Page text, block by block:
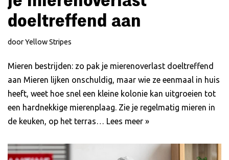
doeltreffend aan
doorYellow Stripes
Mieren bestrijden: zo pak je mierenoverlast doeltreffend
aan Mieren lijken onschuldig, maar wie ze eenmaal in huis
heeft, weet hoe snel een kleine kolonie kan uitgroeien tot
een hardnekkige mierenplaag. Zie je regelmatig mieren in
de keuken, op het terras… Lees meer »